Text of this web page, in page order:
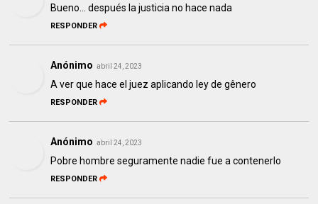
Bueno... después la justicia no hace nada
RESPONDER
Anónimo abril 24, 2023
A ver que hace el juez aplicando ley de gênero
RESPONDER
Anónimo abril 24, 2023
Pobre hombre seguramente nadie fue a contenerlo
RESPONDER